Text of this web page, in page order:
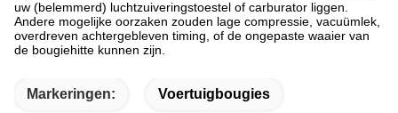
uw (belemmerd) luchtzuiveringstoestel of carburator liggen.
Andere mogelijke oorzaken zouden lage compressie, vacuümlek,
overdreven achtergebleven timing, of de ongepaste waaier van
de bougiehitte kunnen zijn.
Markeringen: Voertuigbougies